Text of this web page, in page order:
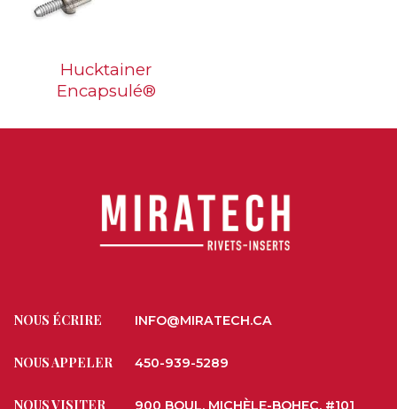
Hucktainer
Encapsulé®
NOUS ÉCRIRE INFO@MIRATECH.CA
NOUS APPELER 450-939-5289
NOUS VISITER 900 BOUL. MICHÈLE-BOHEC, #101